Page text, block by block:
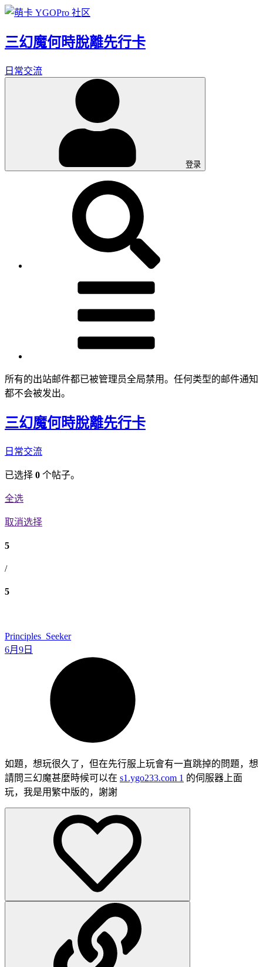
三幻魔何時脫離先行卡
日常交流
登录
所有的出站邮件都已被管理员全局禁用。任何类型的邮件通知
都不会被发出。
三幻魔何時脫離先行卡
日常交流
已选择 0 个帖子。
全选
取消选择
5
/
5
Principles_Seeker
6月9日
如題，想玩很久了，但在先行服上玩會有一直跳掉的問題，想
請問三幻魔甚麼時候可以在 s1.ygo233.com 1 的伺服器上面
玩，我是用繁中版的，謝謝